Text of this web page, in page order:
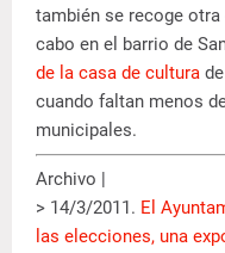
también se recoge
cabo en el barrio de
de la casa de cultura
cuando faltan menos
municipales.
Archivo |
> 14/3/2011. El
las elecciones, una